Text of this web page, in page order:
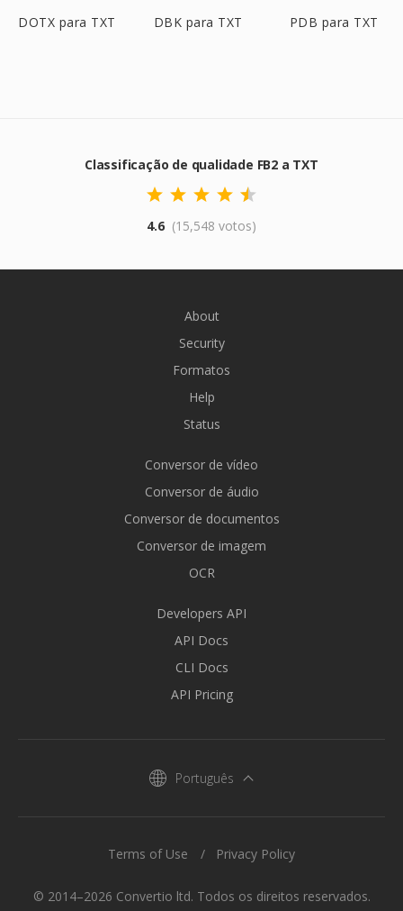
DOTX para TXT DBK para TXT PDB para TXT
Classificação de qualidade FB2 a TXT
4.6 (15,548 votos)
About
Security
Formatos
Help
Status
Conversor de vídeo
Conversor de áudio
Conversor de documentos
Conversor de imagem
OCR
Developers API
API Docs
CLI Docs
API Pricing
Português
© 2014–2026 Convertio ltd. Todos os direitos reservados.
Terms of Use Privacy Policy